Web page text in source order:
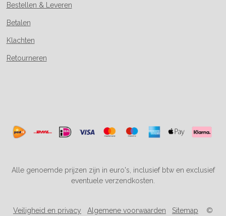
Bestellen & Leveren
Betalen
Klachten
Retourneren
Alle genoemde prijzen zijn in euro's, inclusief btw en exclusief
eventuele verzendkosten.
Veiligheid en privacy Algemene voorwaarden Sitemap ©